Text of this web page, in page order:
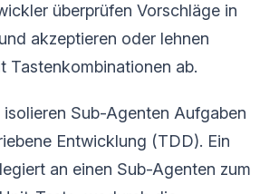
überprüfen Vorschläge in
akzeptieren oder lehnen
Tastenkombinationen ab.
isolieren Sub-Agenten Aufgaben
Entwicklung (TDD). Ein
an einen Sub-Agenten zum